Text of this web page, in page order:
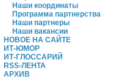
Наши координаты
Программа партнерства
Наши партнеры
Наши вакансии
НОВОЕ НА САЙТЕ
ИТ-ЮМОР
ИТ-ГЛОССАРИЙ
RSS-ЛЕНТА
АРХИВ